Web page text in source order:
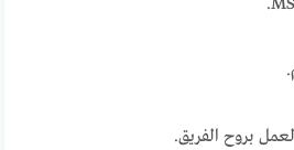
بروح الفريق.